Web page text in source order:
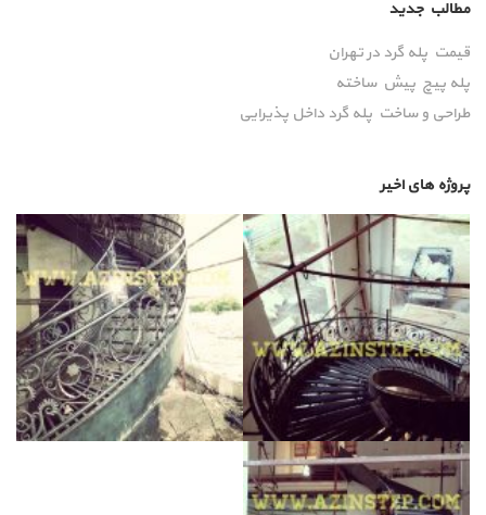
مطالب جدید
قیمت پله گرد در تهران
پله پیچ پیش‌ ساخته
طراحی و ساخت پله گرد داخل پذیرایی
پروژه های اخیر